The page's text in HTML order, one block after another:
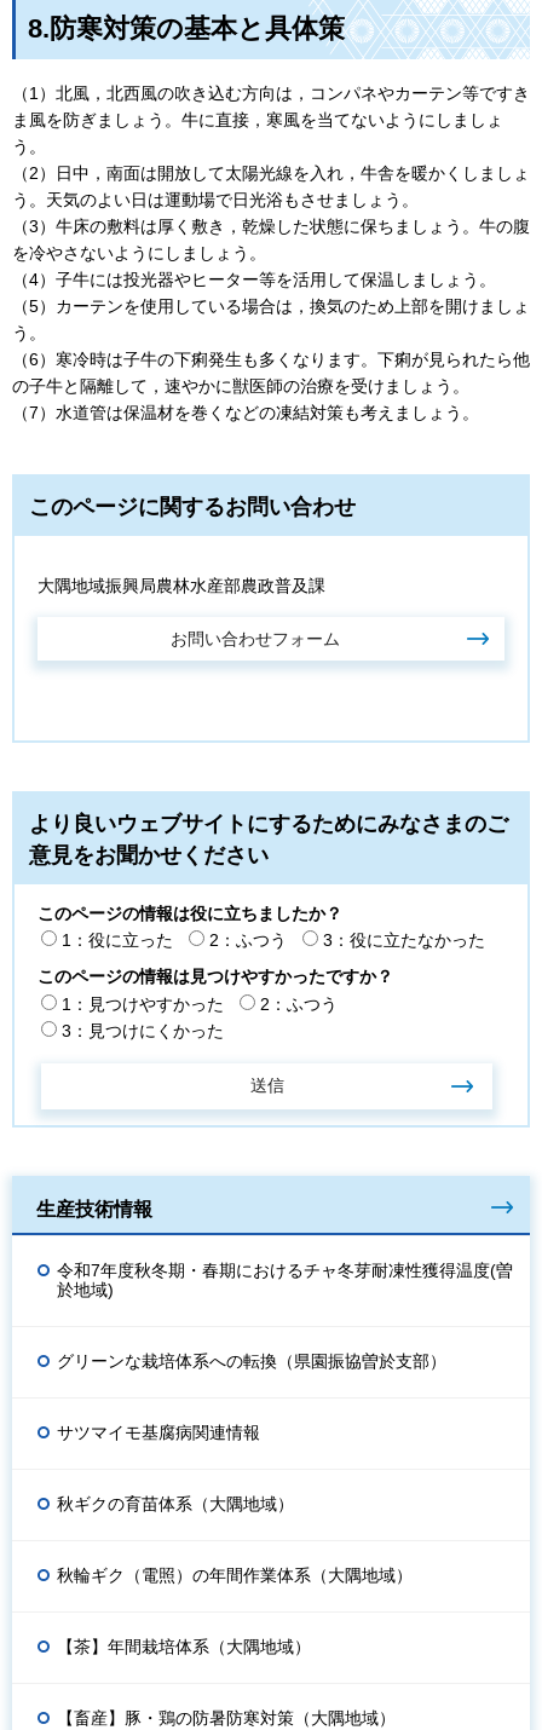
8.防寒対策の基本と具体策
（1）北風，北西風の吹き込む方向は，コンパネやカーテン等ですき
ま風を防ぎましょう。牛に直接，寒風を当てないようにしましょ
う。
（2）日中，南面は開放して太陽光線を入れ，牛舎を暖かくしましょ
う。天気のよい日は運動場で日光浴もさせましょう。
（3）牛床の敷料は厚く敷き，乾燥した状態に保ちましょう。牛の腹
を冷やさないようにしましょう。
（4）子牛には投光器やヒーター等を活用して保温しましょう。
（5）カーテンを使用している場合は，換気のため上部を開けましょ
う。
（6）寒冷時は子牛の下痢発生も多くなります。下痢が見られたら他
の子牛と隔離して，速やかに獣医師の治療を受けましょう。
（7）水道管は保温材を巻くなどの凍結対策も考えましょう。
このページに関するお問い合わせ
大隅地域振興局農林水産部農政普及課
より良いウェブサイトにするためにみなさまのご
意見をお聞かせください
このページの情報は役に立ちましたか？
1：役に立った
2：ふつう
3：役に立たなかった
このページの情報は見つけやすかったですか？
1：見つけやすかった
2：ふつう
3：見つけにくかった
生産技術情報
令和7年度秋冬期・春期におけるチャ冬芽耐凍性獲得温度(曽
於地域)
グリーンな栽培体系への転換（県園振協曽於支部）
サツマイモ基腐病関連情報
秋ギクの育苗体系（大隅地域）
秋輪ギク（電照）の年間作業体系（大隅地域）
【茶】年間栽培体系（大隅地域）
【畜産】豚・鶏の防暑防寒対策（大隅地域）